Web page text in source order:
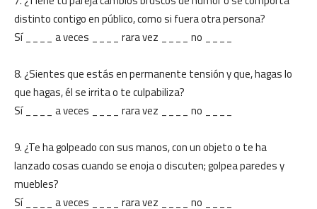
distinto contigo en público, como si fuera otra persona?
Sí ____ a veces ____ rara vez ____ no ____
8. ¿Sientes que estás en permanente tensión y que, hagas lo
que hagas, él se irrita o te culpabiliza?
Sí ____ a veces ____ rara vez ____ no ____
9. ¿Te ha golpeado con sus manos, con un objeto o te ha
lanzado cosas cuando se enoja o discuten; golpea paredes y
muebles?
Sí ____ a veces ____ rara vez ____ no ____